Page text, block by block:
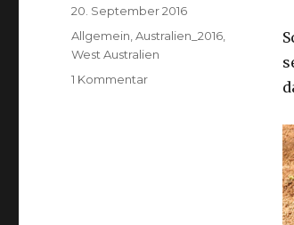
Veröffentlicht
am
20. September 2016
Kategorien
Allgemein,Australien_2016,
West Australien
1 Kommentarzu